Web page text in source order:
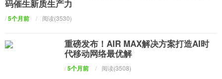
码催生新质生产力
/5个月前 / 阅读(3530)
重磅发布！AIR MAX解决方案打造AI时
代移动网络最优解
/5个月前 / 阅读(3508)